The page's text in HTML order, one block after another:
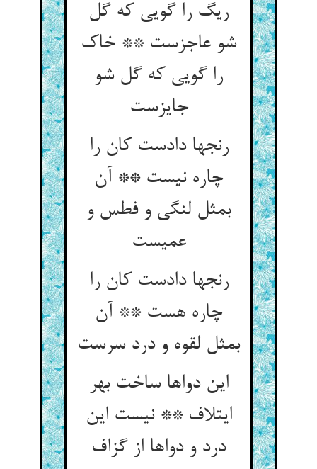
ریگ را گویی که گل
شو عاجزست ** خاک
را گویی که گل شو
جایزست
رنجها دادست کان را
چاره نیست ** آن
بمثل لنگی و فطس و
عمیست
رنجها دادست کان را
چاره هست ** آن
بمثل لقوه و درد سرست
این دواها ساخت بهر
ایتلاف ** نیست این
درد و دواها از گزاف